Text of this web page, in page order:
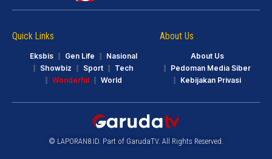
Quick Links
Eksbis Gen Life
Nasional
Showbiz
Sport
Tech
Wonderful
World
About Us
About Us
Pedoman Media Siber
Kebijakan Privasi
© LAPORAN8.ID. Part of GarudaTV. All Rights Reserved.